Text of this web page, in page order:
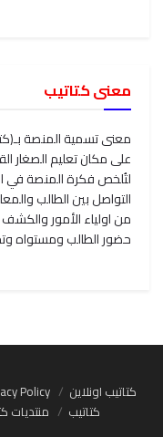
معنى كتاتيب
معنى تسمية المنصة
على مكان تعليم الصغار
لتُلخص فكرة المنصة في
التواصل بين الطالب
من اولياء الأمور
حضور الطالب ومستواه
كتاتيب اونلاين Policy
كتاتيب
منتديات